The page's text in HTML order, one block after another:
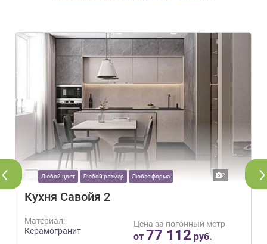
Любой цвет Любой размер Любая форма 2
Кухня Савойя 2
Материал:
Керамогранит
Цена за погонный метр
от 77 112 руб.